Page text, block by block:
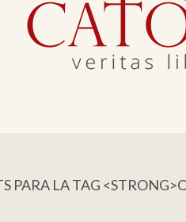
PARA LA TAG